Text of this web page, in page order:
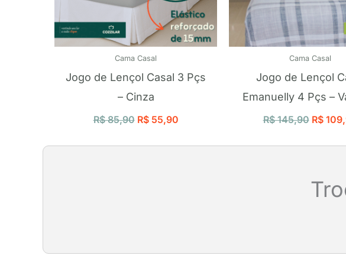
Cama Casal
Jogo de Lençol Casal 3 Pçs
– Cinza
R$85,90 R$55,90
Cama Casal
Jogo de Lençol
Emanuelly 4 Pçs –
R$145,90 R$